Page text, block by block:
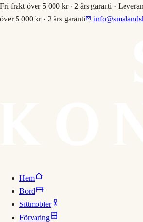
Fri frakt över 5 000 kr · 2 års garanti ·
över 5 000 kr · 2 års garanti
Hem
Bord
Sittmöbler
Förvaring